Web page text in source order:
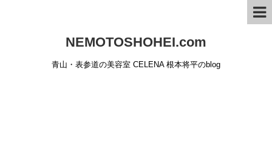
NEMOTOSHOHEI.com
青山・表参道の美容室 CELENA 根本将平のblog